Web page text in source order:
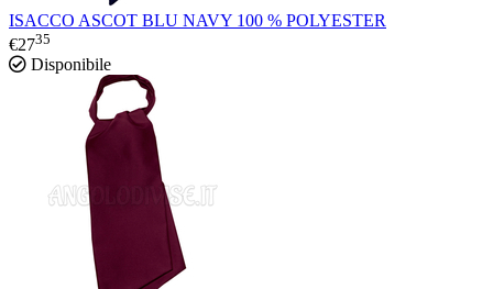
ISACCO ASCOT BLU NAVY 100 % POLYESTER
€2735
Disponibile